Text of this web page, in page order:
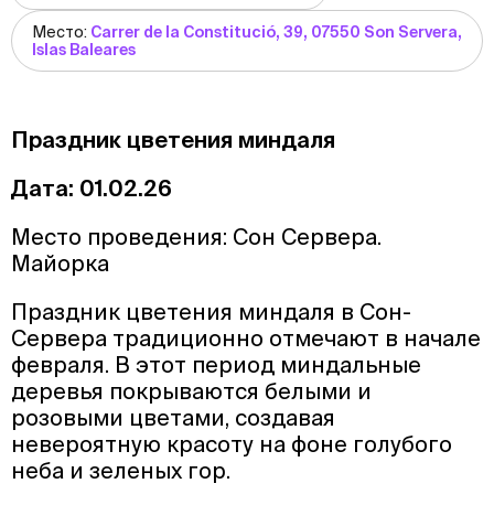
Место: Carrer de la Constitució, 39, 07550 Son Servera,
Islas Baleares
Праздник цветения миндаля
Дата: 01.02.26
Место проведения: Сон Сервера.
Майорка
Праздник цветения миндаля в Сон-
Сервера традиционно отмечают в начале
февраля. В этот период миндальные
деревья покрываются белыми и
розовыми цветами, создавая
невероятную красоту на фоне голубого
неба и зеленых гор.